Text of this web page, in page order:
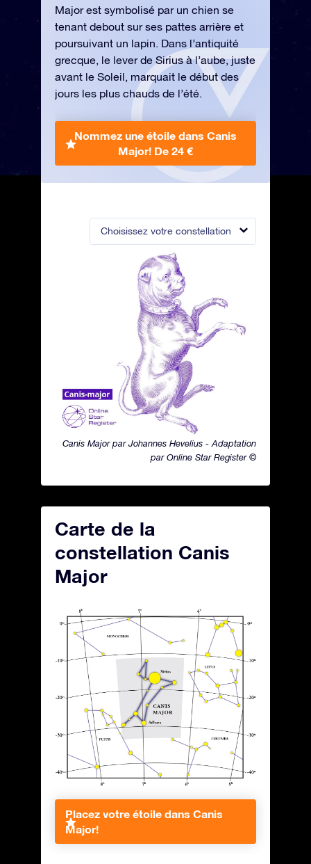
Choisissez votre constellation
Canis Major par Johannes Hevelius - Adaptation
par Online Star Register ©
Major est symbolisé par un chien se
tenant debout sur ses pattes arrière et
poursuivant un lapin. Dans l’antiquité
grecque, le lever de Sirius à l’aube, juste
avant le Soleil, marquait le début des
jours les plus chauds de l’été.
Nommez une étoile dans Canis
Major! De 24 €
Carte de la
constellation Canis
Major
Placez votre étoile dans Canis
Major!